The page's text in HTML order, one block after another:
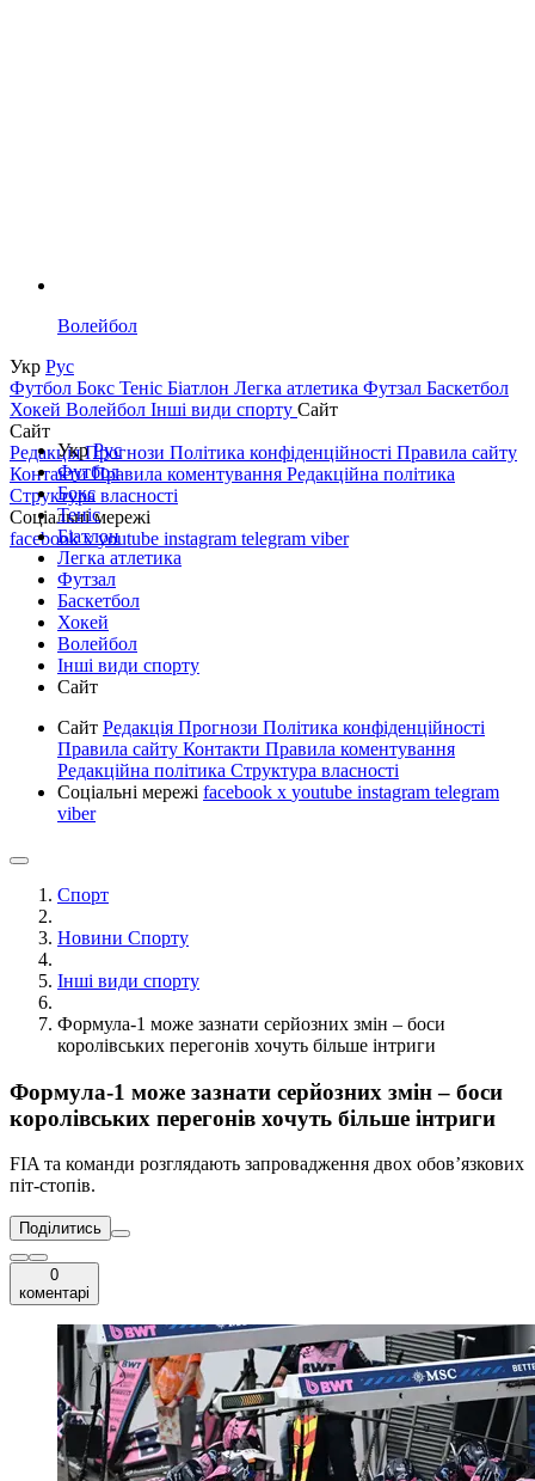
Волейбол
Укр Рус
Футбол Бокс Теніс Біатлон Легка атлетика Футзал Баскетбол
Хокей Волейбол Інші види спорту Сайт
Сайт
РедакціяПрогнози Політика конфіденційності Правила сайту
КонтактиПравила коментування Редакційна політика
Структура власності
Соціальні мережі
facebookxyoutube instagram telegram viber
УкрРус
Футбол
Бокс
Теніс
Біатлон
Легка атлетика
Футзал
Баскетбол
Хокей
Волейбол
Інші види спорту
Сайт
Сайт Редакція Прогнози Політика конфіденційності
Правила сайту Контакти Правила коментування
Редакційна політика Структура власності
Соціальні мережі facebook x youtube instagram telegram
viber
Спорт
Новини Спорту
Інші види спорту
Формула-1 може зазнати серйозних змін – боси
королівських перегонів хочуть більше інтриги
Формула-1 може зазнати серйозних змін – боси
королівських перегонів хочуть більше інтриги
FIA та команди розглядають запровадження двох обов’язкових
піт-стопів.
Поділитись
0
коментарі